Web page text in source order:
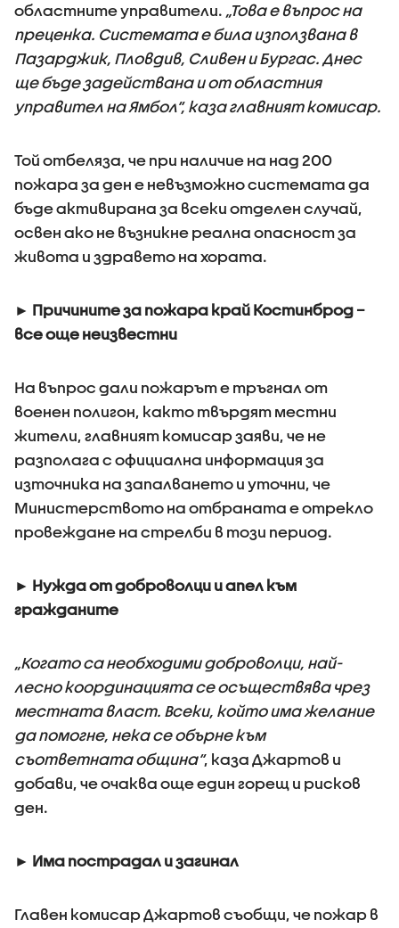
областните управители. „Това е въпрос на
преценка. Системата е била използвана в
Пазарджик, Пловдив, Сливен и Бургас. Днес
ще бъде задействана и от областния
управител на Ямбол“, каза главният комисар.
Той отбеляза, че при наличие на над 200
пожара за ден е невъзможно системата да
бъде активирана за всеки отделен случай,
освен ако не възникне реална опасност за
живота и здравето на хората.
► Причините за пожара край Костинброд –
все още неизвестни
На въпрос дали пожарът е тръгнал от
военен полигон, както твърдят местни
жители, главният комисар заяви, че не
разполага с официална информация за
източника на запалването и уточни, че
Министерството на отбраната е отрекло
провеждане на стрелби в този период.
► Нужда от доброволци и апел към
гражданите
„Когато са необходими доброволци, най-
лесно координацията се осъществява чрез
местната власт. Всеки, който има желание
да помогне, нека се обърне към
съответната община“, каза Джартов и
добави, че очаква още един горещ и рисков
ден.
► Има пострадал и загинал
Главен комисар Джартов съобщи, че пожар в